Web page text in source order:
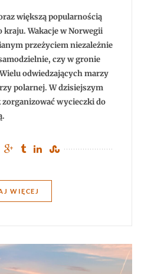
polarna
to
must
większą popularnością
Wakacje w Norwegii
przeżyciem niezależnie
czy w gronie
odwiedzających marzy
polarnej. W dzisiejszym
wycieczki do
WIĘCEJ